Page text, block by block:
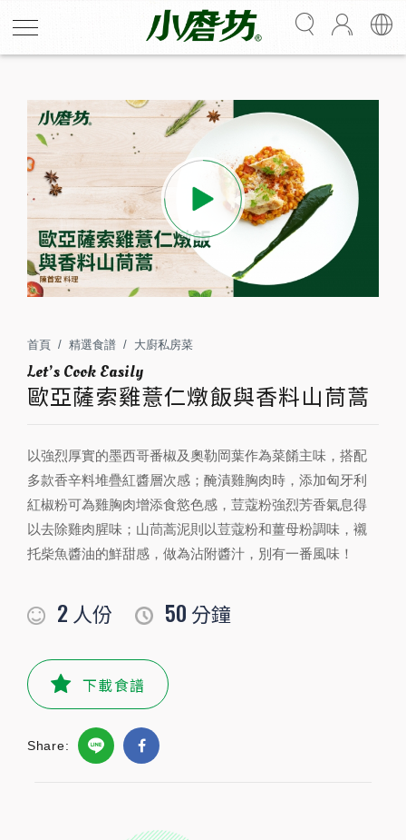
首頁 精選食譜 大廚私房菜
歐亞薩索雞薏仁燉飯與香料山茼蒿
以強烈厚實的墨西哥番椒及奧勒岡葉作為菜餚主味，搭配
多款香辛料堆疊紅醬層次感；醃漬雞胸肉時，添加匈牙利
紅椒粉可為雞胸肉增添食慾色感，荳蔻粉強烈芳香氣息得
以去除雞肉腥味；山茼蒿泥則以荳蔻粉和薑母粉調味，襯
托柴魚醬油的鮮甜感，做為沾附醬汁，別有一番風味！
2 人份 50 分鐘
下載食譜
Share:
歐亞薩索雞薏仁燉飯與香料山茼蒿
以強烈厚實的墨西哥番椒及奧勒岡葉作為菜餚主味，搭配
紅椒粉可為雞胸肉增添食慾色感，荳蔻粉強烈芳香氣息得
以去除雞肉腥味；山茼蒿泥則以荳蔻粉和薑母粉調味，襯
托柴魚醬油的鮮甜感，做為沾附醬汁，別有一番風味！
2人份 50分鐘
PREPARATION
準備食材及配料
雞胸肉